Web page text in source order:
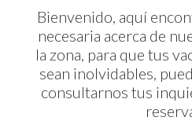
Bienvenido, aquí
necesaria acerca de
la zona, para que tus
sean inolvidables,
consultarnos tus